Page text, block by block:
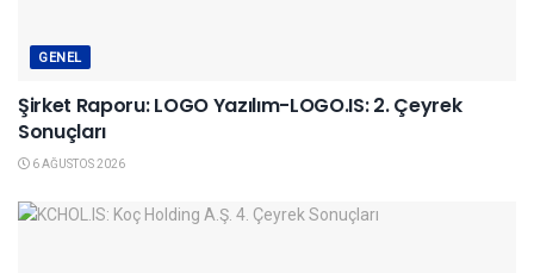
GENEL
Şirket Raporu: LOGO Yazılım-LOGO.IS: 2. Çeyrek
Sonuçları
6 AĞUSTOS 2026